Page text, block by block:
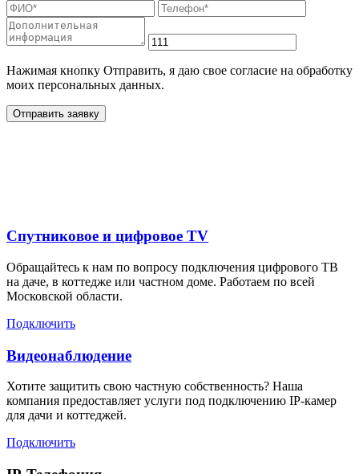
Нажимая кнопку Отправить, я даю свое согласие на обработку
моих персональных данных.
Отправить заявку
Спутниковое и цифровое TV
Обращайтесь к нам по вопросу подключения цифрового ТВ
на даче, в коттедже или частном доме. Работаем по всей
Московской области.
Подключить
Видеонаблюдение
Хотите защитить свою частную собственность? Наша
компания предоставляет услуги под подключению IP-камер
для дачи и коттеджей.
Подключить